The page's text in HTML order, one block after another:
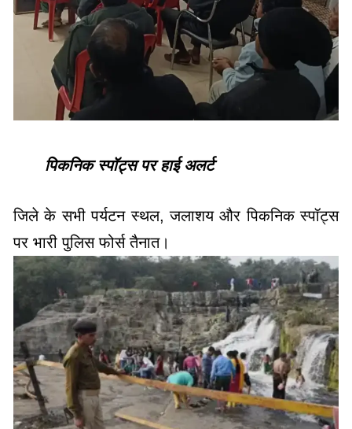
पिकनिक स्पॉट्स पर हाई अलर्ट
जिले के सभी पर्यटन स्थल, जलाशय और पिकनिक स्पॉट्स
पर भारी पुलिस फोर्स तैनात।